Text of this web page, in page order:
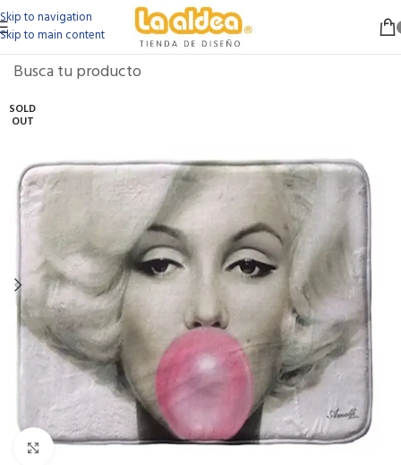
Skip to navigation
Skip to main content
SOLD
OUT
Click to enlarge